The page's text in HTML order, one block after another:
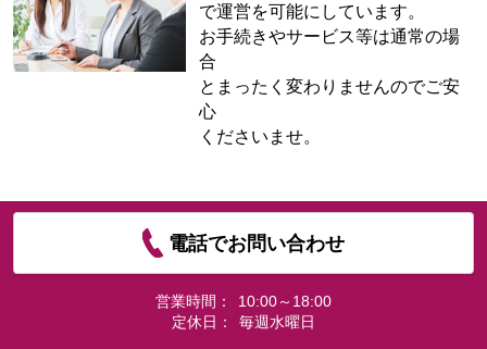
で運営を可能にしています。
お手続きやサービス等は通常の場
合
とまったく変わりませんのでご安
心
くださいませ。
電話でお問い合わせ
営業時間：
10:00～18:00
定休日：
毎週水曜日